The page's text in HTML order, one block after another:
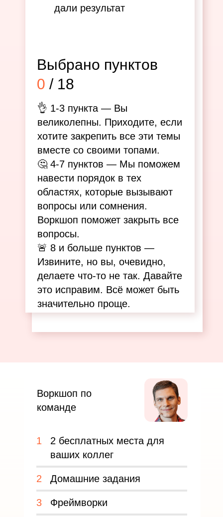
Выбрано пунктов
0 / 18
👌 1-3 пункта — Вы
великолепны. Приходите, если
хотите закрепить все эти темы
вместе со своими топами.
🤔 4-7 пунктов — Мы поможем
навести порядок в тех
областях, которые вызывают
вопросы или сомнения.
Воркшоп поможет закрыть все
вопросы.
🚨 8 и больше пунктов —
Извините, но вы, очевидно,
делаете что-то не так. Давайте
это исправим. Всё может быть
значительно проще.
дали результат
Воркшоп по
команде
1
2 бесплатных места для
ваших коллег
2 Домашние задания
3 Фреймворки